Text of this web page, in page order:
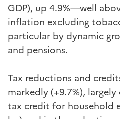
GDP), up 4.9%—well
inflation excluding
particular by dynamic
and pensions.
Tax reductions and
markedly (+9.7%),
tax credit for household